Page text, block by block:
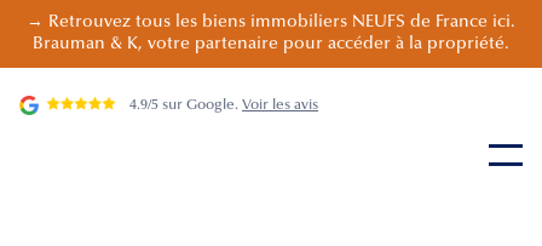
→ Retrouvez tous les biens immobiliers NEUFS de France ici.
Brauman & K, votre partenaire pour accéder à la propriété.
4.9/5 sur Google. Voir les avis